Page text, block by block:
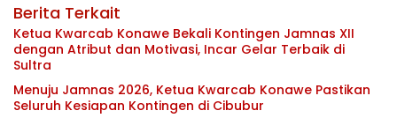
Berita Terkait
Ketua Kwarcab Konawe Bekali Kontingen Jamnas XII
dengan Atribut dan Motivasi, Incar Gelar Terbaik di
Sultra
Menuju Jamnas 2026, Ketua Kwarcab Konawe Pastikan
Seluruh Kesiapan Kontingen di Cibubur